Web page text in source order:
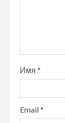
е
Имя *
Email*